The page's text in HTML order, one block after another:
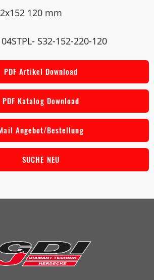
120 mm
S32-152-220-120
PDF Artikel Download
PDF Katalog Download
Angebot/Bestellung
SUCHE NEU